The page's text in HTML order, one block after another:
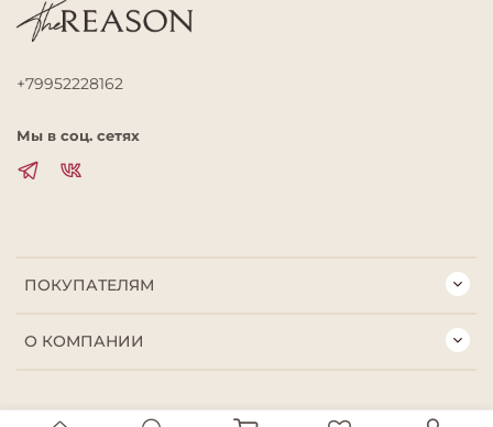
ПОКУПАТЕЛЯМ
О КОМПАНИИ
+79952228162
Мы в соц. сетях